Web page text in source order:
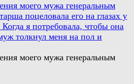
моего мужа генеральным
поцеловала его на глазах у
я потребовала, чтобы она
толкнул меня на пол и
моего мужа генеральным